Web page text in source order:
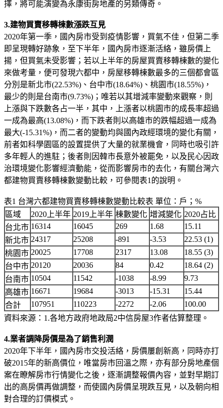
擇，將可能演變為永康街房地產的另類傳奇。
3.建物買賣移轉棟數漲跌互見
2020年第一季，國內房市受到疫情影響，買氣不佳，但第二季
即呈現轉好跡象，至下半年，國內房市逐漸活絡，雖房價上
揚，但買氣未受影響；若以上半年的房屋買賣移轉棟數的變化
來做考量，便可發現六都中，房屋移轉棟數最多的三個都會區
分別是新北市(22.53%)、台中市(18.64%)、桃園市(18.55%)，
最少的則是台南市(9.73%)；唯若以其增減率變動來觀察，則
上漲與下跌數各占一半，其中，上漲者以桃園市的成長率超過
一成為最高(13.08%)，而下跌者則以高雄市的跌幅超過一成為
最大(-15.31%)，而二者的變動均與國內政經環境的變化有關，
前者如科學園區的設置提供了大量的就業機會，同時也吸引許
多年輕人的進駐；後者則因韓市長意外被罷免，以及民心因政
治環境變化影響經濟動能，從而影響房市的去化，有關台灣六
都建物買賣移轉棟數變動比較，可參閱表1的說明。
表1 台灣六都建物買賣移轉棟數變動比較表 單位：戶；%
區域
2020上半年 2019上半年 棟數變化 增減變化 2020占比
台北市 16314 16045 269 1.68
15.11
新北市 24317 25208 -891 -3.53
22.53 (1)
桃園市 20025 17708 2317 13.08
18.55 (3)
台中市 20120 20036 84 0.42
18.64 (2)
台南市 10504 11542 -1038 -8.99
9.73
高雄市 16671 19684 -3013 -15.31
15.44
合計
107951 110223 -2272 -2.06
100.00
資料來源：1.各地方政府地政局2中信房屋3作者估算整理。
4.業者調降房價是為了銷售利潤
2020年下半年，國內房市交投活絡，房價屢創新高，同時亦打
破2015年的新高價位，唯當房市回溫之際，亦有部分房地產個
案在瞭解房市行情變化之後，逐漸調整報價內容，並對早期訂
出的高房價再做調整，而使國內房價呈現跌互見，以及朝向相
對合理的訂價模式。